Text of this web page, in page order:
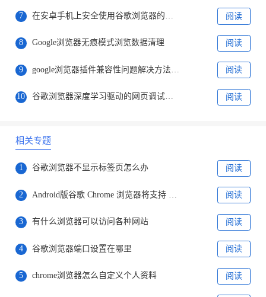
7 在安卓手机上安全使用谷歌浏览器的方法【图文】 阅读
8 Google浏览器无痕模式浏览数据清理 阅读
9 阅读
10 谷歌浏览器深度学习驱动的网页调试工具 阅读
相关专题
1 谷歌浏览器不显示标签页怎么办 阅读
2 阅读
3 有什么浏览器可以访问各种网站 阅读
4 谷歌浏览器端口设置在哪里 阅读
5 chrome浏览器怎么自定义个人资料 阅读